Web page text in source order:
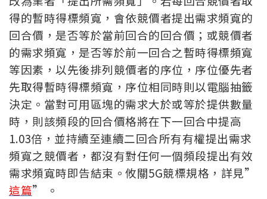
得的暫時得標頻寬，會依競價者提出需求頻寬的
回合價，是否等於當前回合的回合價；或競價者
的需求頻寬，是否等於前一回合之暫時得標頻寬
等因素，以先後排列競價者的序位，序位優先者
先取得暫時得標頻寬，序位相同時則以電腦抽籤
決定。當對可用區塊的需求大於或等於提供數量
時，則該頻段的回合價格將在下一回合中提高
1.03倍，並持續至連續二回合所有有權提出需求
頻寬之競價者，都沒有對任何一個頻段提出有效
需求頻寬時即告結束。攸關5G競標規格，詳見”
這篇” 。